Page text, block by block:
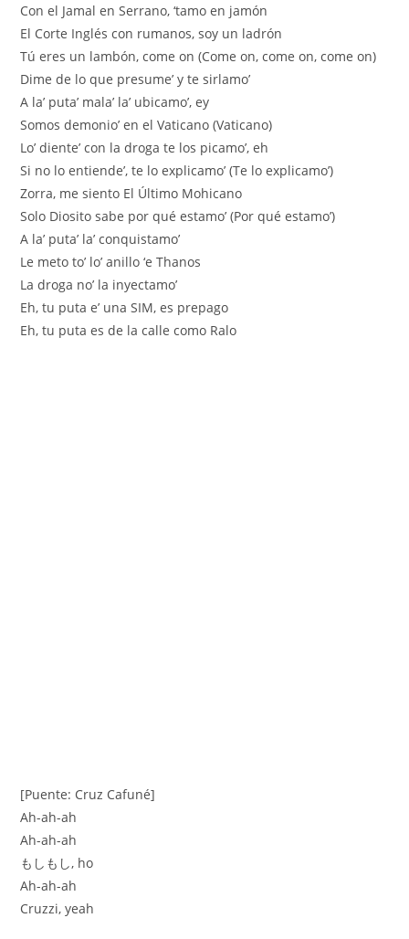
Con el Jamal en Serrano, ‘tamo en jamón
El Corte Inglés con rumanos, soy un ladrón
Tú eres un lambón, come on (Come on, come on, come on)
Dime de lo que presume’ y te sirlamo’
A la’ puta’ mala’ la’ ubicamo’, ey
Somos demonio’ en el Vaticano (Vaticano)
Lo’ diente’ con la droga te los picamo’, eh
Si no lo entiende’, te lo explicamo’ (Te lo explicamo’)
Zorra, me siento El Último Mohicano
Solo Diosito sabe por qué estamo’ (Por qué estamo’)
A la’ puta’ la’ conquistamo’
Le meto to’ lo’ anillo ‘e Thanos
La droga no’ la inyectamo’
Eh, tu puta e’ una SIM, es prepago
Eh, tu puta es de la calle como Ralo
[Puente: Cruz Cafuné]
Ah-ah-ah
Ah-ah-ah
もしもし, ho
Ah-ah-ah
Cruzzi, yeah